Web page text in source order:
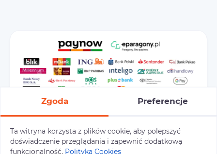
Preferencje cookies Polityka prywatności
Polityka cookies
Zgoda Preferencje
Ta witryna korzysta z plików cookie, aby polepszyć
doświadczenie przeglądania i zapewnić dodatkową
funkcjonalność. Polityka Cookies